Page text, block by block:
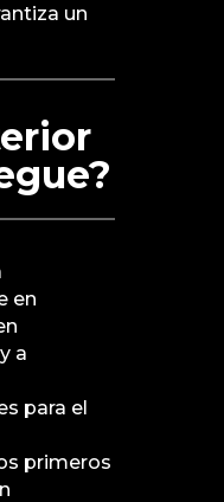
un
en
a
para el
primeros